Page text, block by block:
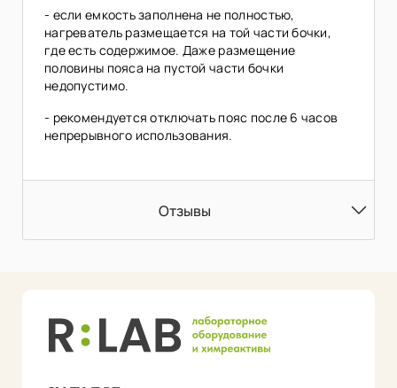
- если емкость заполнена не полностью,
нагреватель размещается на той части бочки,
где есть содержимое. Даже размещение
половины пояса на пустой части бочки
недопустимо.
- рекомендуется отключать пояс после 6 часов
непрерывного использования.
Отзывы